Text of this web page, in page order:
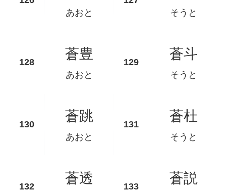
あおと そうと
蒼豊
あおと
蒼斗
そうと
蒼跳
あおと
蒼杜
そうと
蒼透 蒼説